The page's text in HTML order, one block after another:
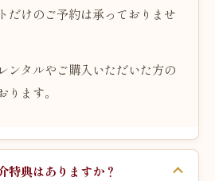
だけのご予約は承っておりませ
ンタルやご購入いただいた方の
ります。
特典はありますか？